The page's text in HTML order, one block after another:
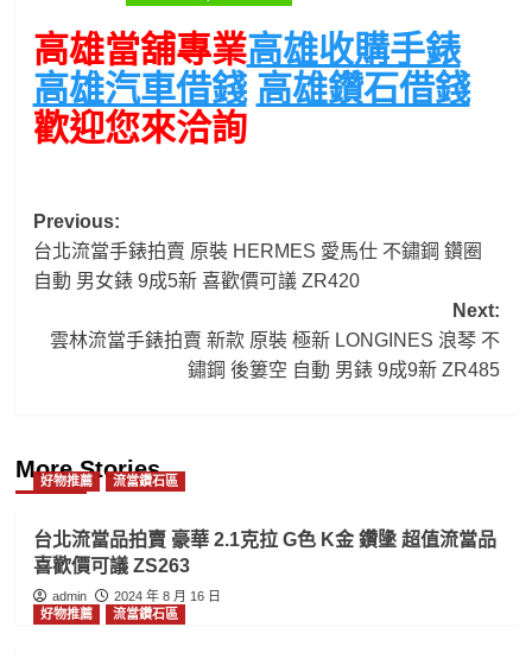
高雄當舖專業高雄收購手錶
高雄汽車借錢 高雄鑽石借錢
歡迎您來洽詢
Post
navigation
Previous:
台北流當手錶拍賣 原裝 HERMES 愛馬仕 不鏽鋼 鑽圈
自動 男女錶 9成5新 喜歡價可議 ZR420
Next:
雲林流當手錶拍賣 新款 原裝 極新 LONGINES 浪琴 不
鏽鋼 後簍空 自動 男錶 9成9新 ZR485
More Stories
好物推薦 流當鑽石區
台北流當品拍賣 豪華 2.1克拉 G色 K金 鑽墬 超值流當品
喜歡價可議 ZS263
admin
2024 年 8 月 16 日
好物推薦
流當鑽石區